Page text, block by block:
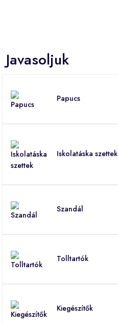
Javasoljuk
Papucs
Iskolatáska szettek
Szandál
Tolltartók
Kiegészítők